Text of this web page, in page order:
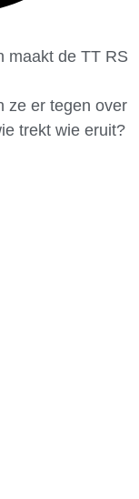
maakt de TT RS
ze er tegen over
trekt wie eruit?